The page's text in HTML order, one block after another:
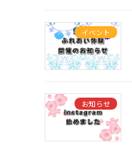
イベント
お知らせ